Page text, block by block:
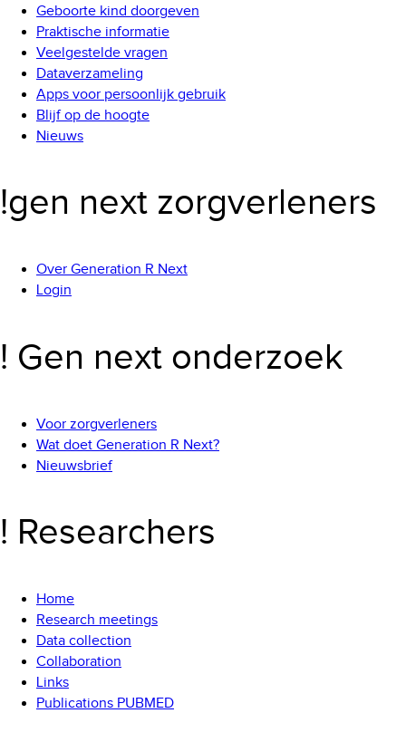
Geboorte kind doorgeven
Praktische informatie
Veelgestelde vragen
Dataverzameling
Apps voor persoonlijk gebruik
Blijf op de hoogte
Nieuws
!gen next zorgverleners
Over Generation R Next
Login
! Gen next onderzoek
Voor zorgverleners
Wat doet Generation R Next?
Nieuwsbrief
! Researchers
Home
Research meetings
Data collection
Collaboration
Links
Publications PUBMED